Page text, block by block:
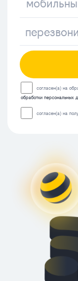
согласен(а) на
обработки персональных
согласен(а) на